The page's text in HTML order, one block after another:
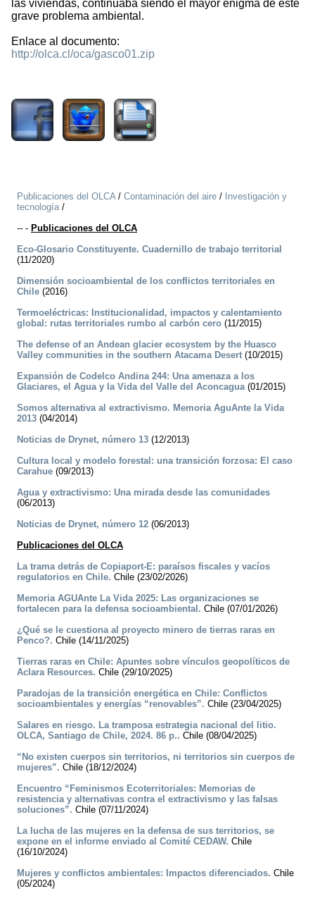
las viviendas, continuaba siendo el mayor enigma de este
grave problema ambiental.
Enlace al documento:
http://olca.cl/oca/gasco01.zip
Publicaciones del OLCA/ Contaminación del aire / Investigación y
tecnología/
-- - Publicaciones del OLCA
Eco-Glosario Constituyente. Cuadernillo de trabajo territorial
(11/2020)
Dimensión socioambiental de los conflictos territoriales en
Chile (2016)
Termoeléctricas: Institucionalidad, impactos y calentamiento
global: rutas territoriales rumbo al carbón cero (11/2015)
The defense of an Andean glacier ecosystem by the Huasco
Valley communities in the southern Atacama Desert (10/2015)
Expansión de Codelco Andina 244: Una amenaza a los
Glaciares, el Agua y la Vida del Valle del Aconcagua(01/2015)
Somos alternativa al extractivismo. Memoria AguAnte la Vida
2013 (04/2014)
Noticias de Drynet, número 13 (12/2013)
Cultura local y modelo forestal: una transición forzosa: El caso
Carahue (09/2013)
Agua y extractivismo: Una mirada desde las comunidades
(06/2013)
Noticias de Drynet, número 12 (06/2013)
Publicaciones del OLCA
La trama detrás de Copiaport-E: paraísos fiscales y vacíos
regulatorios en Chile. Chile (23/02/2026)
Memoria AGUAnte La Vida 2025: Las organizaciones se
fortalecen para la defensa socioambiental. Chile (07/01/2026)
¿Qué se le cuestiona al proyecto minero de tierras raras en
Penco?. Chile (14/11/2025)
Tierras raras en Chile: Apuntes sobre vínculos geopolíticos de
Aclara Resources. Chile (29/10/2025)
Paradojas de la transición energética en Chile: Conflictos
socioambientales y energías “renovables”. Chile (23/04/2025)
Salares en riesgo. La tramposa estrategia nacional del litio.
OLCA, Santiago de Chile, 2024. 86 p.. Chile (08/04/2025)
“No existen cuerpos sin territorios, ni territorios sin cuerpos de
mujeres”. Chile (18/12/2024)
Encuentro “Feminismos Ecoterritoriales: Memorias de
resistencia y alternativas contra el extractivismo y las falsas
soluciones”. Chile (07/11/2024)
La lucha de las mujeres en la defensa de sus territorios, se
expone en el informe enviado al Comité CEDAW. Chile
(16/10/2024)
Mujeres y conflictos ambientales: Impactos diferenciados. Chile
(05/2024)